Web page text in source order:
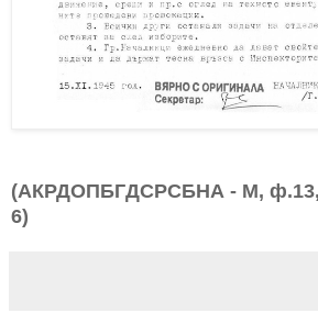
(АКРДОПБГДСРСБНА - М, ф.13,
6)